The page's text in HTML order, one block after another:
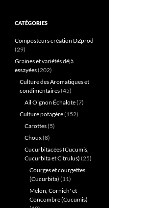
CATÉGORIES
Composteurs création DZprod
(29)
Graines et variétés déjà
essayées(202)
Culture des Aromatiques et
condimentaires(45)
Ail Oignon Échalote(7)
Culture potagère(152)
Carottes(5)
Choux(8)
Cucurbitacées (Cucumis,
Cucurbita et Citrulus) (25)
Courges et courgettes
(Cucurbita) (11)
Melon, Cornich' et
Concombre (Cucumis)